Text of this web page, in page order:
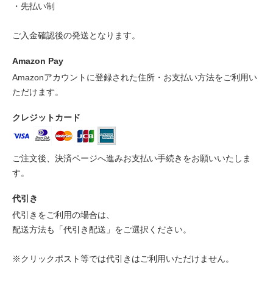
・先払い制
ご入金確認後の発送となります。
Amazon Pay
Amazonアカウントに登録された住所・お支払い方法をご利用い
ただけます。
クレジットカード
ご注文後、決済ページへ進みお支払い手続きをお願いいたしま
す。
代引き
代引きをご利用の場合は、
配送方法も「代引き配送」をご選択ください。
※クリックポスト等では代引きはご利用いただけません。